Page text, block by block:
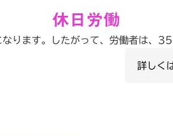
休日労働
ります。したがって、労働者は、35
詳しく